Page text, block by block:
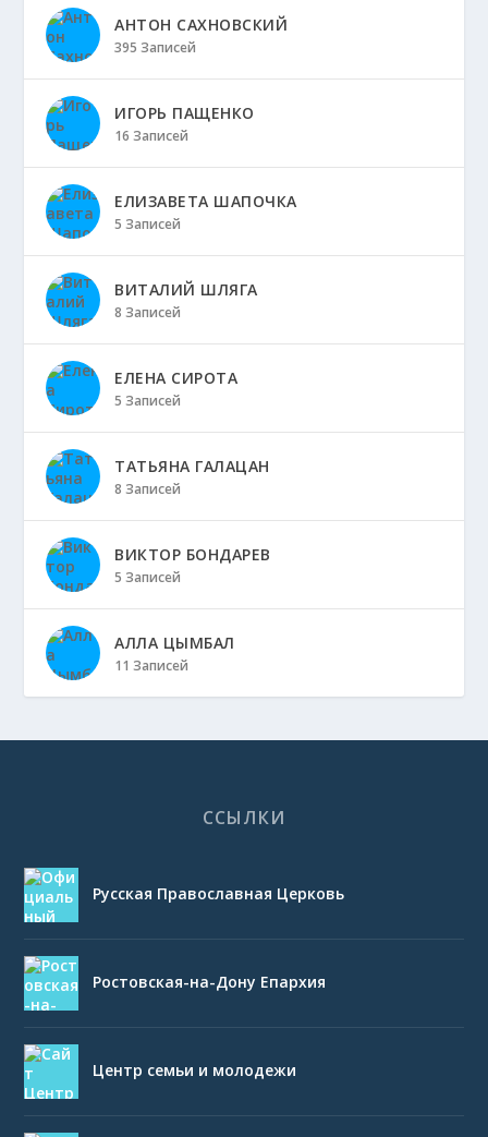
АНТОН САХНОВСКИЙ
395 Записей
ИГОРЬ ПАЩЕНКО
16 Записей
ЕЛИЗАВЕТА ШАПОЧКА
5 Записей
ВИТАЛИЙ ШЛЯГА
8 Записей
ЕЛЕНА СИРОТА
5 Записей
ТАТЬЯНА ГАЛАЦАН
8 Записей
ВИКТОР БОНДАРЕВ
5 Записей
АЛЛА ЦЫМБАЛ
11 Записей
ССЫЛКИ
Русская Православная Церковь
Ростовская-на-Дону Епархия
Центр семьи и молодежи